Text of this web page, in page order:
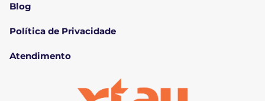
Blog
Política de Privacidade
Atendimento